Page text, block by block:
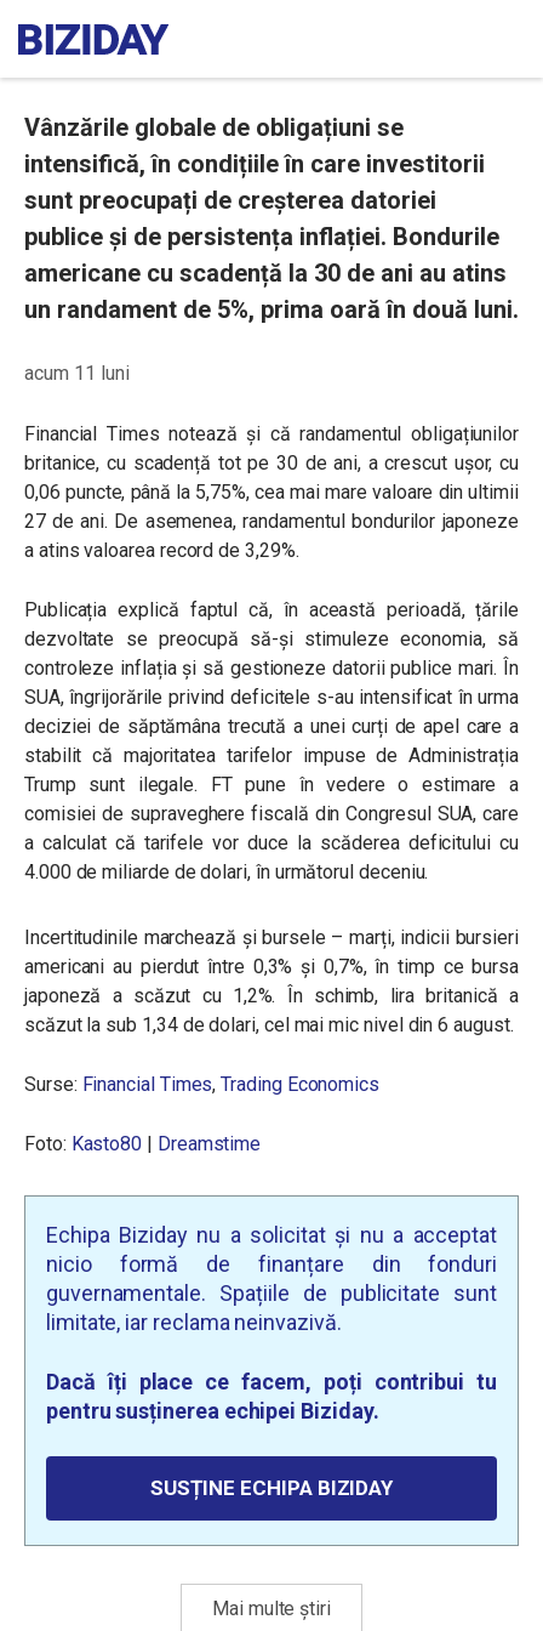
Vânzările globale de obligațiuni se
intensifică, în condițiile în care investitorii
sunt preocupați de creșterea datoriei
publice și de persistența inflației. Bondurile
americane cu scadență la 30 de ani au atins
un randament de 5%, prima oară în două luni.
acum 11 luni
Financial Times notează și că randamentul obligațiunilor
britanice, cu scadență tot pe 30 de ani, a crescut ușor, cu
0,06 puncte, până la 5,75%, cea mai mare valoare din ultimii
27 de ani. De asemenea, randamentul bondurilor japoneze
a atins valoarea record de 3,29%.
Publicația explică faptul că, în această perioadă, țările
dezvoltate se preocupă să-și stimuleze economia, să
controleze inflația și să gestioneze datorii publice mari. În
SUA, îngrijorările privind deficitele s-au intensificat în urma
deciziei de săptămâna trecută a unei curți de apel care a
stabilit că majoritatea tarifelor impuse de Administrația
Trump sunt ilegale. FT pune în vedere o estimare a
comisiei de supraveghere fiscală din Congresul SUA, care
a calculat că tarifele vor duce la scăderea deficitului cu
4.000 de miliarde de dolari, în următorul deceniu.
Incertitudinile marchează și bursele – marți, indicii bursieri
americani au pierdut între 0,3% și 0,7%, în timp ce bursa
japoneză a scăzut cu 1,2%. În schimb, lira britanică a
scăzut la sub 1,34 de dolari, cel mai mic nivel din 6 august.
Surse: Financial Times,Trading Economics
Foto: Kasto80 | Dreamstime
Echipa Biziday nu a solicitat și nu a acceptat
nicio formă de finanțare din fonduri
guvernamentale. Spațiile de publicitate sunt
limitate, iar reclama neinvazivă.
Dacă îți place ce facem, poți contribui tu
pentru susținerea echipei Biziday.
SUSȚINE ECHIPA BIZIDAY
Mai multe știri